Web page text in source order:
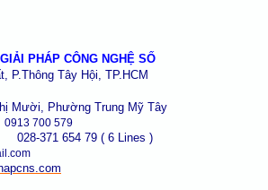
PHÁP CÔNG NGHỆ SỐ
P.Thông Tây Hội, TP.HCM
Mười, Phường Trung Mỹ Tây
700 579
371 654 79 ( 6 Lines )
cns.com